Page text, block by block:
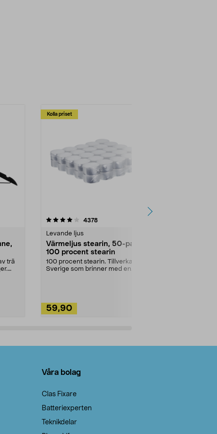
trä
Kolla priset
4378recensioner
Levande ljus
Värmeljus stearin, 50-pack,
100 procent stearin
100 procent stearin. Tillverkade i
Sverige som brinner med en
59,90
4.5av 5 stjärnor
Våra bolag
Clas Fixare
Batteriexperten
Teknikdelar